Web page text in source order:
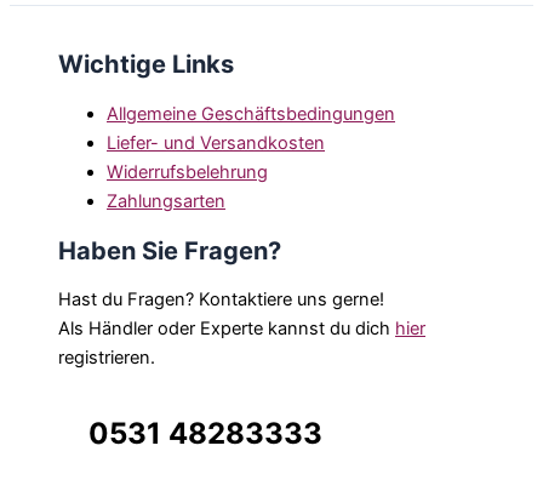
Wichtige Links
Allgemeine Geschäftsbedingungen
Liefer- und Versandkosten
Widerrufsbelehrung
Zahlungsarten
Haben Sie Fragen?
Hast du Fragen? Kontaktiere uns gerne!
Als Händler oder Experte kannst du dich hier
registrieren.
0531 48283333